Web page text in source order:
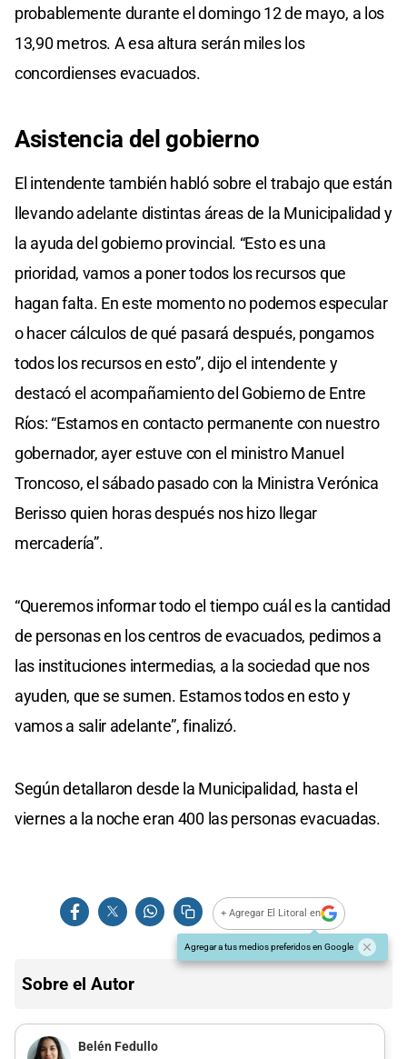
probablemente durante el domingo 12 de mayo, a los
13,90 metros. A esa altura serán miles los
concordienses evacuados.
Asistencia del gobierno
El intendente también habló sobre el trabajo que están
llevando adelante distintas áreas de la Municipalidad y
la ayuda del gobierno provincial. “Esto es una
prioridad, vamos a poner todos los recursos que
hagan falta. En este momento no podemos especular
o hacer cálculos de qué pasará después, pongamos
todos los recursos en esto”, dijo el intendente y
destacó el acompañamiento del Gobierno de Entre
Ríos: “Estamos en contacto permanente con nuestro
gobernador, ayer estuve con el ministro Manuel
Troncoso, el sábado pasado con la Ministra Verónica
Berisso quien horas después nos hizo llegar
mercadería”.
“Queremos informar todo el tiempo cuál es la cantidad
de personas en los centros de evacuados, pedimos a
las instituciones intermedias, a la sociedad que nos
ayuden, que se sumen. Estamos todos en esto y
vamos a salir adelante”, finalizó.
Según detallaron desde la Municipalidad, hasta el
viernes a la noche eran 400 las personas evacuadas.
+ Agregar El Litoral en
Agregar a tus medios preferidos en Google
Sobre el Autor
Belén Fedullo